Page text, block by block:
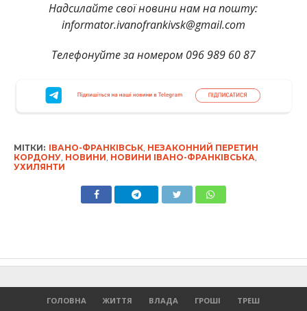
Надсилайте свої новини нам на пошту:
informator.ivanofrankivsk@gmail.com
Телефонуйте за номером 096 989 60 87
МІТКИ: ІВАНО-ФРАНКІВСЬК, НЕЗАКОННИЙ ПЕРЕТИН
КОРДОНУ, НОВИНИ НОВИНИ ІВАНО-ФРАНКІВСЬКА
УХИЛЯНТИ
ГОЛОВНА ЖИТТЯ ВЛАДА ГРОШІ
ТРЕШ